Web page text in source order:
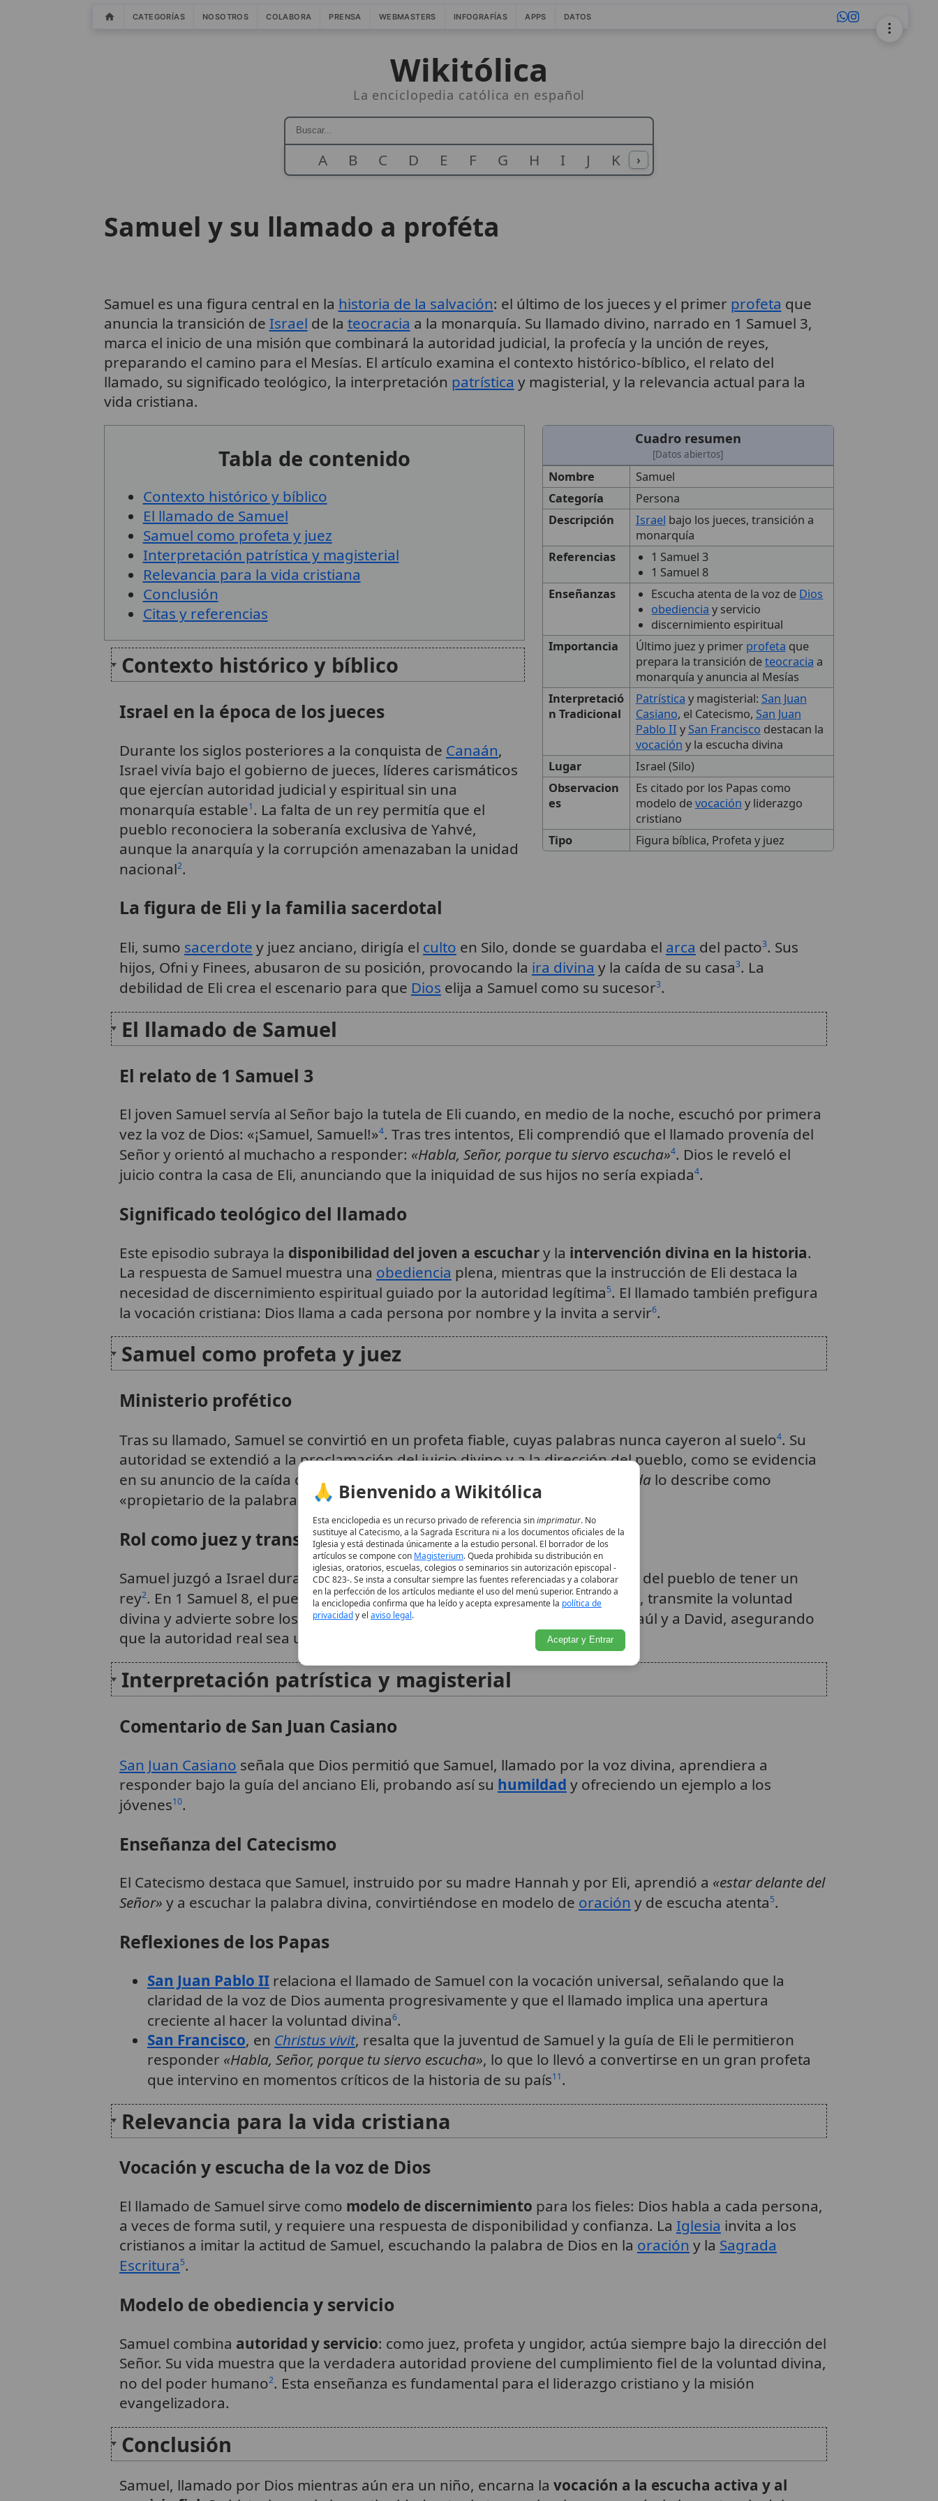
CATEGORÍAS NOSOTROS COLABORA PRENSA WEBMASTERS INFOGRAFÍAS APPS DATOS
Wikitólica
La enciclopedia católica en español
A B C D E F G H I J K L
›
Samuel y su llamado a proféta
Samuel es una figura central en la historia de la salvación: el último de los jueces y el primer profeta que
anuncia la transición de Israel de la teocracia a la monarquía. Su llamado divino, narrado en 1 Samuel 3,
marca el inicio de una misión que combinará la autoridad judicial, la profecía y la unción de reyes,
preparando el camino para el Mesías. El artículo examina el contexto histórico-bíblico, el relato del
llamado, su significado teológico, la interpretación patrística y magisterial, y la relevancia actual para la
vida cristiana.
Cuadro resumen
[Datos abiertos]
Nombre
Samuel
Categoría
Persona
Descripción
Israel bajo los jueces, transición a
monarquía
Referencias
1 Samuel 3
1 Samuel 8
Enseñanzas
Escucha atenta de la voz de Dios
obediencia y servicio
discernimiento espiritual
Importancia
Último juez y primer profeta que
prepara la transición deteocracia a
monarquía y anuncia al Mesías
Interpretació
n Tradicional
Patrística y magisterial: San Juan
Casiano, el Catecismo, San Juan
Pablo II y San Francisco destacan la
vocación y la escucha divina
Lugar
Israel (Silo)
Observacion
es
Es citado por los Papas como
modelo devocación y liderazgo
cristiano
Tipo
Figura bíblica, Profeta y juez
Tabla de contenido
Contexto histórico y bíblico
El llamado de Samuel
Samuel como profeta y juez
Interpretación patrística y magisterial
Relevancia para la vida cristiana
Conclusión
Citas y referencias
Contexto histórico y bíblico
Israel en la época de los jueces
Durante los siglos posteriores a la conquista de Canaán,
Israel vivía bajo el gobierno de jueces, líderes carismáticos
que ejercían autoridad judicial y espiritual sin una
monarquía estable1. La falta de un rey permitía que el
pueblo reconociera la soberanía exclusiva de Yahvé,
aunque la anarquía y la corrupción amenazaban la unidad
nacional2.
La figura de Eli y la familia sacerdotal
Eli, sumo sacerdote y juez anciano, dirigía el culto en Silo, donde se guardaba el arca del pacto3. Sus
hijos, Ofni y Finees, abusaron de su posición, provocando la ira divina y la caída de su casa3. La
debilidad de Eli crea el escenario para que Dios elija a Samuel como su sucesor3.
El llamado de Samuel
El relato de 1 Samuel 3
El joven Samuel servía al Señor bajo la tutela de Eli cuando, en medio de la noche, escuchó por primera
vez la voz de Dios: «¡Samuel, Samuel!»4. Tras tres intentos, Eli comprendió que el llamado provenía del
Señor y orientó al muchacho a responder: «Habla, Señor, porque tu siervo escucha»4. Dios le reveló el
juicio contra la casa de Eli, anunciando que la iniquidad de sus hijos no sería expiada4.
Significado teológico del llamado
Este episodio subraya la disponibilidad del joven a escuchary la intervención divina en la historia.
La respuesta de Samuel muestra una obediencia plena, mientras que la instrucción de Eli destaca la
necesidad de discernimiento espiritual guiado por la autoridad legítima5. El llamado también prefigura
la vocación cristiana: Dios llama a cada persona por nombre y la invita a servir6.
Samuel como profeta y juez
Ministerio profético
Tras su llamado, Samuel se convirtió en un profeta fiable, cuyas palabras nunca cayeron al suelo4. Su
autoridad se extendió a la proclamación del juicio divino y a la dirección del pueblo, como se evidencia
en su anuncio de la caída de los filisteos y la preservación del
Sirácidalo describe como
«propietario de la palabra del Señor y juez del pueblo»8.
Rol como juez y transición al reinado
Samuel juzgó a Israel durante toda su vida, pero también atendió la petición del pueblo de tener un
rey2. En 1 Samuel 8, el pueblo solicita un monarca; Samuel, aunque reticente, transmite la voluntad
divina y advierte sobre los peligros del poder humano
. Más tarde, unge a Saúl y a David, asegurando
que la autoridad real sea una
Interpretación patrística y magisterial
Comentario de San Juan Casiano
San Juan Casiano señala que Dios permitió que Samuel, llamado por la voz divina, aprendiera a
responder bajo la guía del anciano Eli, probando así su humildad y ofreciendo un ejemplo a los
jóvenes10.
Enseñanza del Catecismo
El Catecismo destaca que Samuel, instruido por su madre Hannah y por Eli, aprendió a «estar delante del
Señor» y a escuchar la palabra divina, convirtiéndose en modelo de oración y de escucha atenta5.
Reflexiones de los Papas
San Juan Pablo IIrelaciona el llamado de Samuel con la vocación universal, señalando que la
claridad de la voz de Dios aumenta progresivamente y que el llamado implica una apertura
creciente al hacer la voluntad divina6.
San Francisco, en Christus vivit, resalta que la juventud de Samuel y la guía de Eli le permitieron
responder «Habla, Señor, porque tu siervo escucha», lo que lo llevó a convertirse en un gran profeta
que intervino en momentos críticos de la historia de su país11.
Relevancia para la vida cristiana
Vocación y escucha de la voz de Dios
El llamado de Samuel sirve como modelo de discernimiento para los fieles: Dios habla a cada persona,
a veces de forma sutil, y requiere una respuesta de disponibilidad y confianza. La Iglesia invita a los
cristianos a imitar la actitud de Samuel, escuchando la palabra de Dios en la oración y la Sagrada
Escritura5.
Modelo de obediencia y servicio
Samuel combina autoridad y servicio: como juez, profeta y ungidor, actúa siempre bajo la dirección del
Señor. Su vida muestra que la verdadera autoridad proviene del cumplimiento fiel de la voluntad divina,
no del poder humano2. Esta enseñanza es fundamental para el liderazgo cristiano y la misión
evangelizadora.
Conclusión
Samuel, llamado por Dios mientras aún era un niño, encarna la vocación a la escucha activa y al
🙏 Bienvenido a Wikitólica
Esta enciclopedia es un recurso privado de referencia sinimprimatur. No
sustituye al Catecismo, a la Sagrada Escritura ni a los documentos oficiales de la
Iglesia y está destinada únicamente a la estudio personal. El borrador de los
artículos se compone con Magisterium. Queda prohibida su distribución en
iglesias, oratorios, escuelas, colegios o seminarios sin autorización episcopal -
CDC 823-. Se insta a consultar siempre las fuentes referenciadas y a colaborar
en la perfección de los artículos mediante el uso del menú superior. Entrando a
la enciclopedia confirma que ha leído y acepta expresamente la política de
privacidady el aviso legal.
Aceptar y Entrar